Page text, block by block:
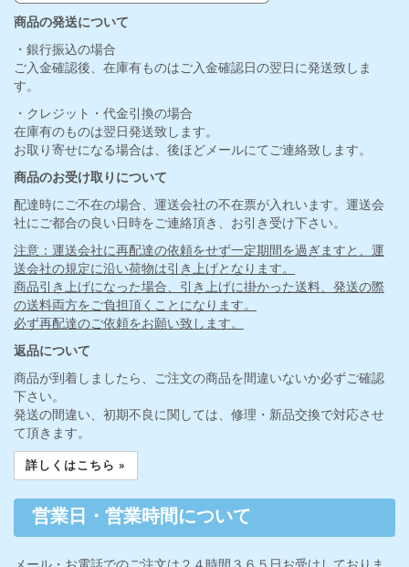
商品の発送について
・銀行振込の場合
ご入金確認後、在庫有ものはご入金確認日の翌日に発送致しま
す。
・クレジット・代金引換の場合
在庫有のものは翌日発送致します。
お取り寄せになる場合は、後ほどメールにてご連絡致します。
商品のお受け取りについて
配達時にご不在の場合、運送会社の不在票が入れいます。運送会
社にご都合の良い日時をご連絡頂き、お引き受け下さい。
注意：運送会社に再配達の依頼をせず一定期間を過ぎますと、運
送会社の規定に沿い荷物は引き上げとなります。
商品引き上げになった場合、引き上げに掛かった送料、発送の際
の送料両方をご負担頂くことになります。
必ず再配達のご依頼をお願い致します。
返品について
商品が到着しましたら、ご注文の商品を間違いないか必ずご確認
下さい。
発送の間違い、初期不良に関しては、修理・新品交換で対応させ
て頂きます。
詳しくはこちら »
営業日・営業時間について
メール・お電話でのご注文は２４時間３６５日お受けしておりま